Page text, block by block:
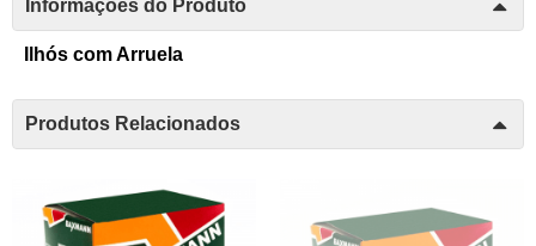
Informações do Produto
Ilhós com Arruela
Produtos Relacionados